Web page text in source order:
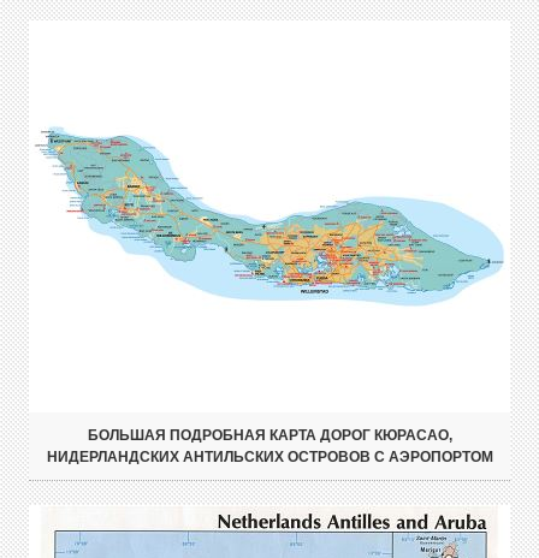
БОЛЬШАЯ ПОДРОБНАЯ КАРТА ДОРОГ КЮРАСАО,
НИДЕРЛАНДСКИХ АНТИЛЬСКИХ ОСТРОВОВ С АЭРОПОРТОМ